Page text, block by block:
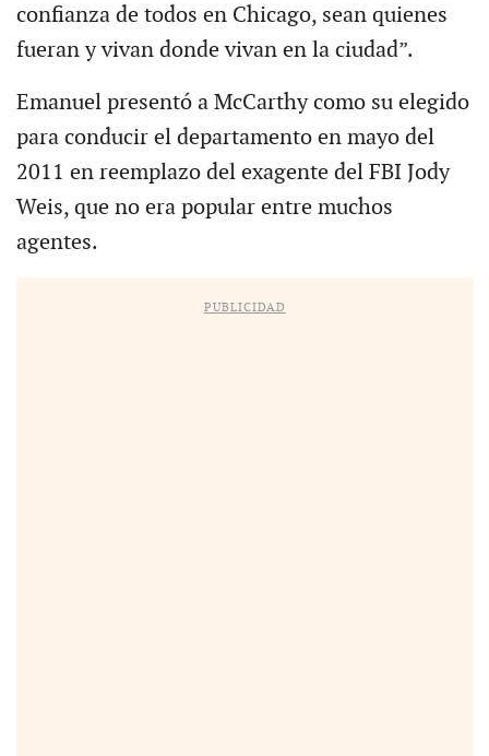
confianza de todos en Chicago, sean quienes
fueran y vivan donde vivan en la ciudad”.
Emanuel presentó a McCarthy como su elegido
para conducir el departamento en mayo del
2011 en reemplazo del exagente del FBI Jody
Weis, que no era popular entre muchos
agentes.
PUBLICIDAD